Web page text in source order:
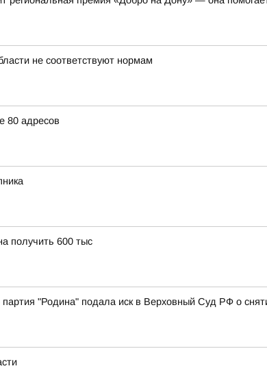
не соответствуют нормам
80 адресов
получить 600 тыс
"Родина" подала иск в Верховный Суд РФ о